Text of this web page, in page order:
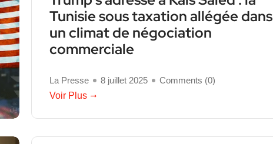
Tunisie sous taxation allégée dans
un climat de négociation
commerciale
La Presse 8 juillet 2025 Comments (0)
Voir Plus